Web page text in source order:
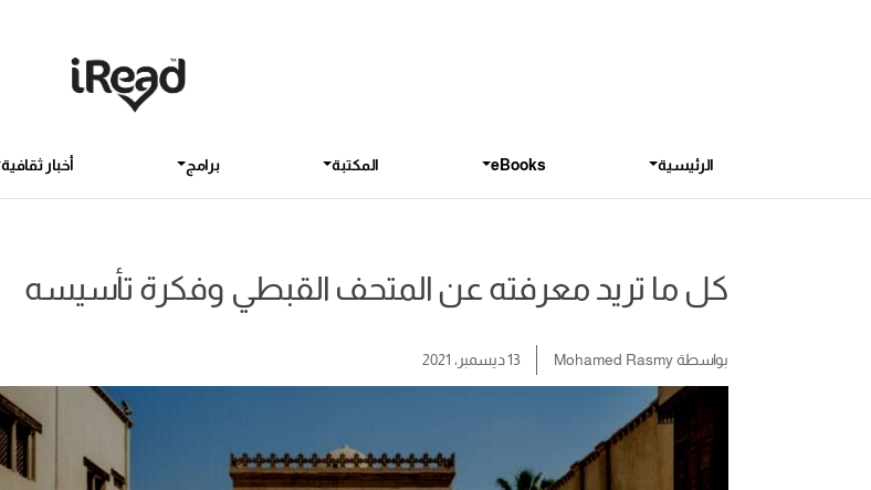
الرئيسية eBooks المكتبة برامج أخبار ثقافية
كل ما تريد معرفته عن المتحف القبطي وفكرة تأسيسه
بواسطةMohamed Rasmy 13 ديسمبر، 2021